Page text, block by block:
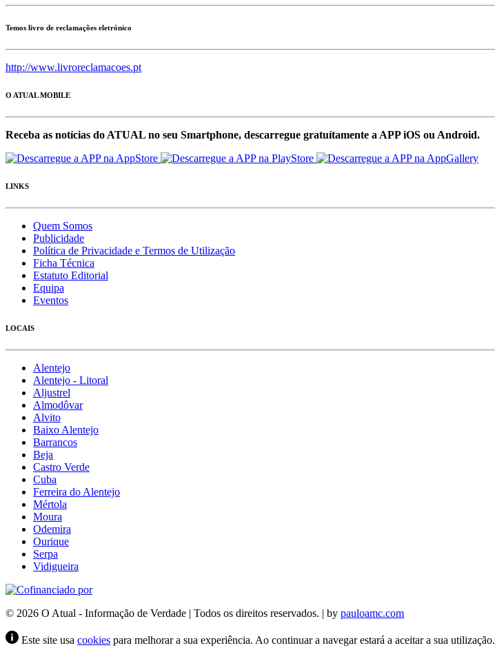
Temos livro de reclamações eletrónico
http://www.livroreclamacoes.pt
O ATUAL MOBILE
Receba as notícias do ATUAL no seu Smartphone, descarregue gratuítamente a APP iOS ou Android.
LINKS
Quem Somos
Publicidade
Política de Privacidade e Termos de Utilização
Ficha Técnica
Estatuto Editorial
Equipa
Eventos
LOCAIS
Alentejo
Alentejo - Litoral
Aljustrel
Almodôvar
Alvito
Baixo Alentejo
Barrancos
Beja
Castro Verde
Cuba
Ferreira do Alentejo
Mértola
Moura
Odemira
Ourique
Serpa
Vidigueira
© 2026 O Atual - Informação de Verdade | Todos os direitos reservados. | by pauloamc.com
Este site usa cookies para melhorar a sua experiência. Ao continuar a navegar estará a aceitar a sua utilização.